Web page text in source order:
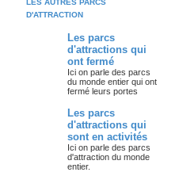
LES AUTRES PARCS
D'ATTRACTION
Les parcs
d'attractions qui
ont fermé
Ici on parle des parcs
du monde entier qui ont
fermé leurs portes
Les parcs
d'attractions qui
sont en activités
Ici on parle des parcs
d'attraction du monde
entier.